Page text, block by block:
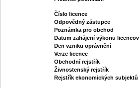
Číslo licence
Odpovědný zástupce
Poznámka pro obchod
Datum zahájení výkonu
Den vzniku oprávnění
Verze licence
Obchodní rejstřík
Živnostenský rejstřík
Rejstřík ekonomických subjektů